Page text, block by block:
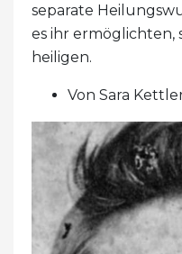
separate
es ihr ermöglichten,
heiligen.
Von Sara